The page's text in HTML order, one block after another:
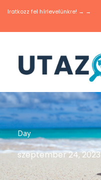
Iratkozz fel hírlevelünkre! → →
Day
szeptember 24, 2023